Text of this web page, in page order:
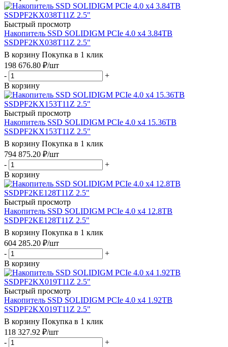
Быстрый просмотр
Накопитель SSD SOLIDIGM PCIe 4.0 x4 3.84TB
SSDPF2KX038T11Z 2.5"
В корзину Покупка в 1 клик
198 676.80 ₽/шт
-
+
В корзину
Быстрый просмотр
Накопитель SSD SOLIDIGM PCIe 4.0 x4 15.36TB
SSDPF2KX153T11Z 2.5"
В корзину Покупка в 1 клик
794 875.20 ₽/шт
-
+
В корзину
Быстрый просмотр
Накопитель SSD SOLIDIGM PCIe 4.0 x4 12.8TB
SSDPF2KE128T11Z 2.5"
В корзину Покупка в 1 клик
604 285.20 ₽/шт
-
+
В корзину
Быстрый просмотр
Накопитель SSD SOLIDIGM PCIe 4.0 x4 1.92TB
SSDPF2KX019T11Z 2.5"
В корзину Покупка в 1 клик
118 327.92 ₽/шт
-
+